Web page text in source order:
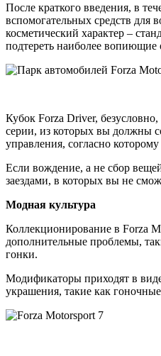
После краткого введения, в
вспомогательных средств
косметический характер –
подтереть наиболее
Кубок Forza Driver,
серии, из которых вы должны
управления, согласно
Если вождение, а не сбор
заездами, в которых вы не
Модная культура
Коллекционирование в Forza
дополнительные проблемы,
гонки.
Модификаторы приходят в
украшения, такие как